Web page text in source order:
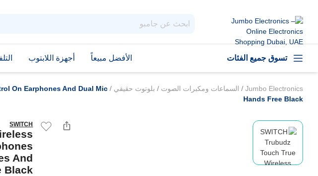
تسوق جميع الفئات الأفضل مبيعاً أجهزة اللابتوب
Jumbo Electronics
/ السماعات ومكبرات الصوت / بلوتوث حقيقي /
On Earphones And Dual Mic
Hands Free Black
SWITCH
And
Black